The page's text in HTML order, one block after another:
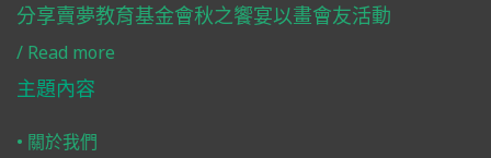
分享賣夢教育基金會秋之饗宴以畫會友活動
/ Read more
主題內容
• 關於我們